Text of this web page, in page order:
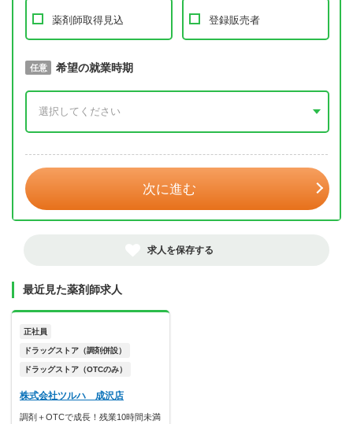
薬剤師取得見込 登録販売者
必須 取得予定年
任意 希望の就業時期
次に進む
求人を保存する
最近見た薬剤師求人
正社員
ドラッグストア（調剤併設）
ドラッグストア（OTCのみ）
株式会社ツルハ 成沢店
調剤＋OTCで成長！残業10時間未満